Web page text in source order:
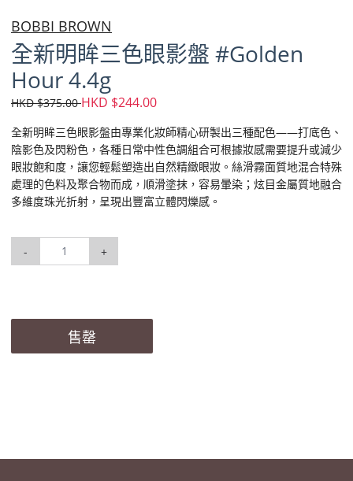
BOBBI BROWN
全新明眸三色眼影盤 #Golden
Hour 4.4g
HKD $375.00HKD $244.00
全新明眸三色眼影盤由專業化妝師精心研製出三種配色——打底色、
陰影色及閃粉色，各種日常中性色調組合可根據妝感需要提升或減少
眼妝飽和度，讓您輕鬆塑造出自然精緻眼妝。絲滑霧面質地混合特殊
處理的色料及聚合物而成，順滑塗抹，容易暈染；炫目金屬質地融合
多維度珠光折射，呈現出豐富立體閃爍感。
- +
售罄